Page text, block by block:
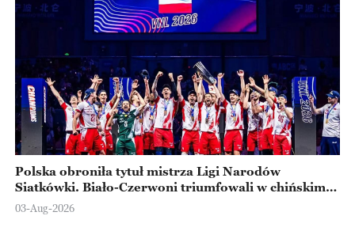
Polska obroniła tytuł mistrza Ligi Narodów
Siatkówki. Biało-Czerwoni triumfowali w chińskim
Ningbo
03-Aug-2026